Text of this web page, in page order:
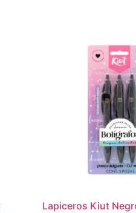
Lapiceros Kiut